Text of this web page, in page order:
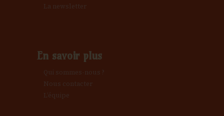
La newsletter
En savoir plus
Qui sommes-nous ?
Nous contacter
L’équipe